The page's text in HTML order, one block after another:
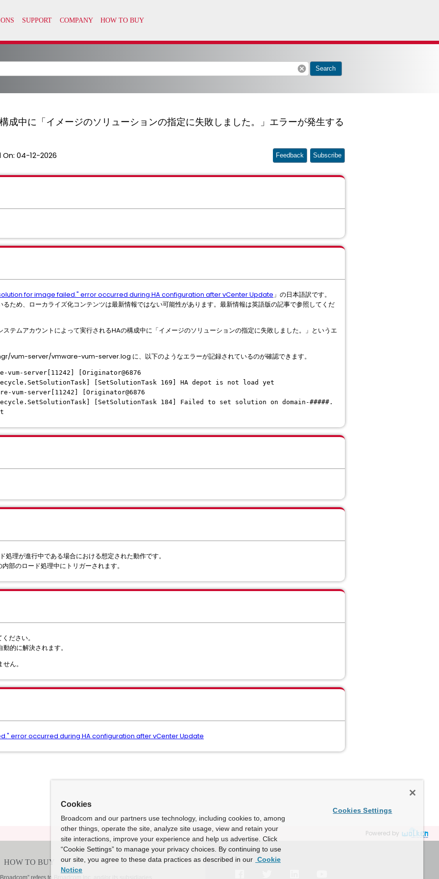
cancel Search
中に「イメージのソリューションの指定に失敗しました。」エラーが発生する
04-12-2026 Feedback Subscribe
for image failed." error occurred during HA configuration after vCenter Update」の日本語訳です。
ため、ローカライズ化コンテンツは最新情報ではない可能性があります。最新情報は英語版の記事で参照してくだ
テムアカウントによって実行されるHAの構成中に「イメージのソリューションの指定に失敗しました。」というエ
server/vmware-vum-server.log に、以下のようなエラーが記録されているのが確認できます。
vum-server[11242] [Originator@6876
[SetSolutionTask 169] HA depot is not load yet
vum-server[11242] [Originator@6876
[SetSolutionTask 184] Failed to set solution on domain-#####.
理が進行中である場合における想定された動作です。
部のロード処理中にトリガーされます。
ださい。
的に解決されます。
ん。
error occurred during HA configuration after vCenter Update
Powered by
Cookies
Broadcom and our partners use technology, including cookies to, among
other things, operate the site, analyze site usage, view and retain your
site interactions, improve your experience and help us advertise. Click
“Cookie Settings” to manage your privacy choices. By continuing to use
our site, you agree to these data practices as described in our Cookie
Notice
Cookies Settings